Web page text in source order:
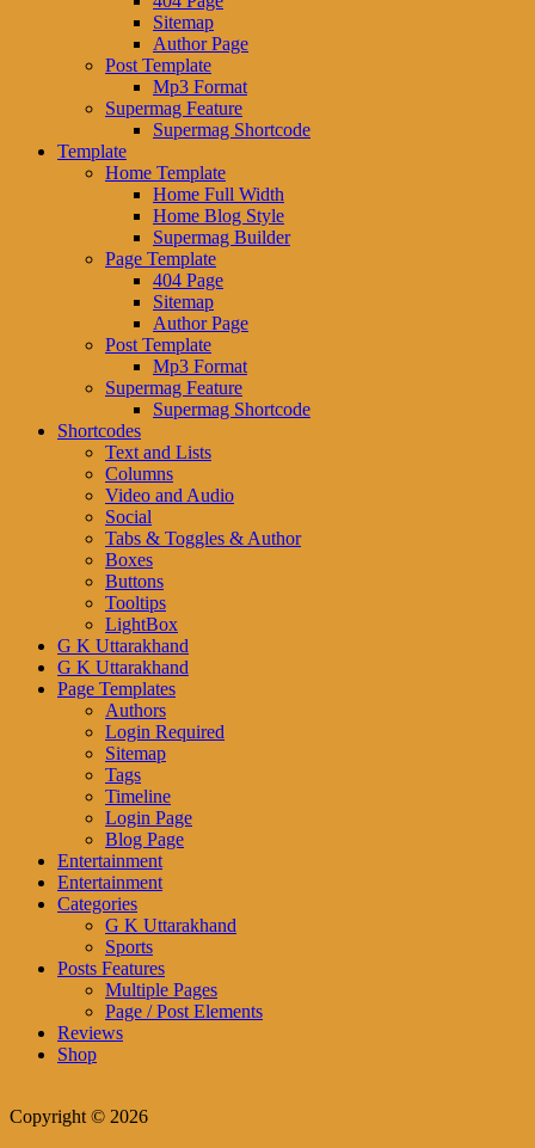
Sitemap
Author Page
Post Template
Mp3 Format
Supermag Feature
Supermag Shortcode
Template
Home Template
Home Full Width
Home Blog Style
Supermag Builder
Page Template
404 Page
Sitemap
Author Page
Post Template
Mp3 Format
Supermag Feature
Supermag Shortcode
Shortcodes
Text and Lists
Columns
Video and Audio
Social
Tabs & Toggles & Author
Boxes
Buttons
Tooltips
LightBox
G K Uttarakhand
G K Uttarakhand
Page Templates
Authors
Login Required
Sitemap
Tags
Timeline
Login Page
Blog Page
Entertainment
Entertainment
Categories
G K Uttarakhand
Sports
Posts Features
Multiple Pages
Page / Post Elements
Reviews
Shop
Copyright © 2026